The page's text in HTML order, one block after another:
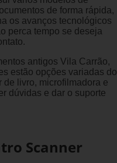
de forma rápida,
os avanços tecnológicos
perca tempo se deseja
antigos Vila Carrão,
estão opções variadas do
de livro, microfilmadora e
dúvidas e dar o suporte
Scanner